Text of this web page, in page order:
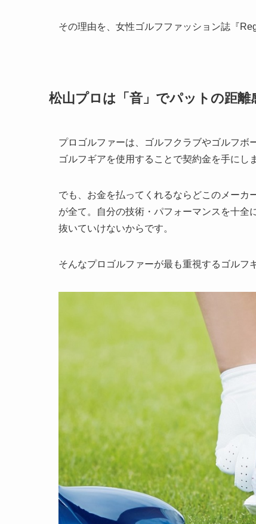
その理由を、女性ゴルフファッション誌『
松山プロは「音」でパットの距離
プロゴルファーは、ゴルフクラブやゴルフボ
ゴルフギアを使用することで契約金を手にし
でも、お金を払ってくれるならどこのメーカ
が全て。自分の技術・パフォーマンスを十全
抜いていけないからです。
そんなプロゴルファーが最も重視するゴルフ